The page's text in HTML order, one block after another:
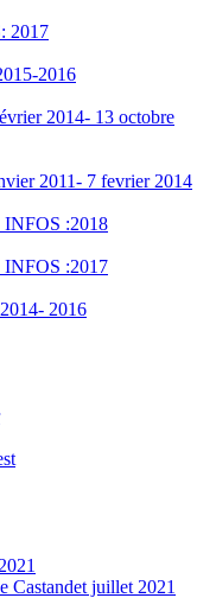
2017
2016
2014- 13 octobre
2011- 7 fevrier 2014
:2018
:2017
2016
Castandet juillet 2021